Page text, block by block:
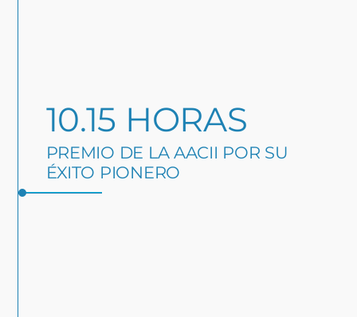
10.15 HORAS
PREMIO DE LA AACII POR SU
ÉXITO PIONERO